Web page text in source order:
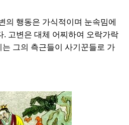
의 행동은 가식적이며 눈속밈에
. 고변은 대체 어찌하여 오락가락
그의 측근들이 사기꾼들로 가